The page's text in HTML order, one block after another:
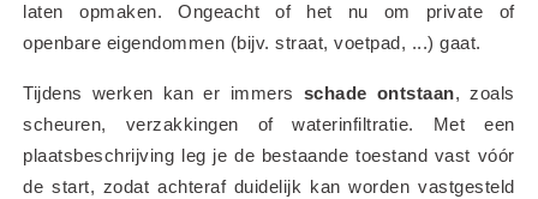
laten opmaken. Ongeacht of het nu om private of
openbare eigendommen (bijv. straat, voetpad, ...) gaat.
Tijdens werken kan er immers schade ontstaan, zoals
scheuren, verzakkingen of waterinfiltratie. Met een
plaatsbeschrijving leg je de bestaande toestand vast vóór
de start, zodat achteraf duidelijk kan worden vastgesteld